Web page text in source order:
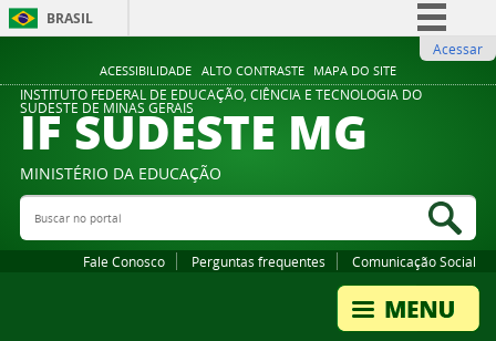
ACESSIBILIDADE ALTO CONTRASTE MAPA DO SITE
BRASIL
Comunica BR
Participe
Legislação
Acessar
INSTITUTO FEDERAL DE EDUCAÇÃO, CIÊNCIA E TECNOLOGIA DO
SUDESTE DE MINAS GERAIS
IF SUDESTE MG
MINISTÉRIO DA EDUCAÇÃO
Buscar no portal
Fale Conosco Perguntas frequentes Comunicação Social